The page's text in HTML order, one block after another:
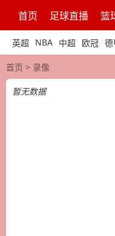
首页 足球直播 篮
英超 NBA 中超 欧冠 德
首页 > 录像
暂无数据